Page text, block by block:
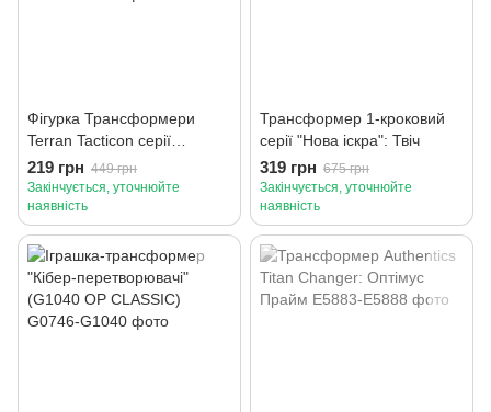
Фігурка Трансформери
Terran Tacticon серії
"Трансформери: Нова
іскра": Оптімус Прайм
219 грн 449 грн
Закінчується, уточнюйте
наявність
Трансформер 1-кроковий
серії "Нова іскра": Твіч
319 грн 675 грн
Закінчується, уточнюйте
наявність